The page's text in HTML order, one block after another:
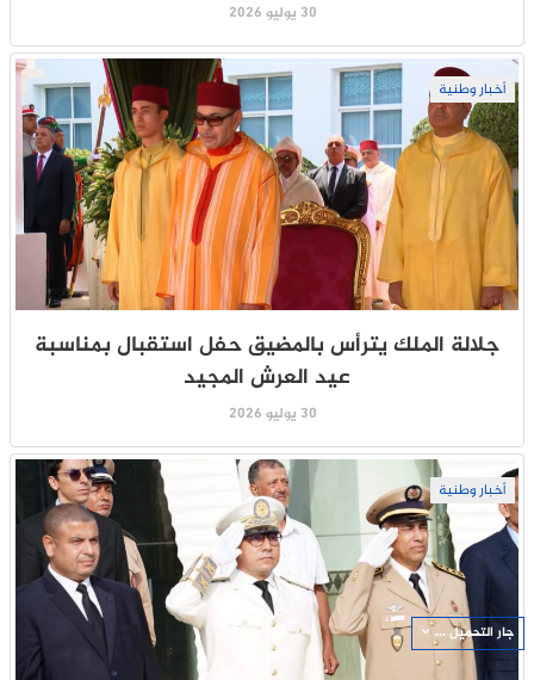
30 يوليو 2026
أخبار وطنية
جلالة الملك يترأس بالمضيق حفل استقبال بمناسبة
عيد العرش المجيد
30 يوليو 2026
أخبار وطنية
جار التحميل ...